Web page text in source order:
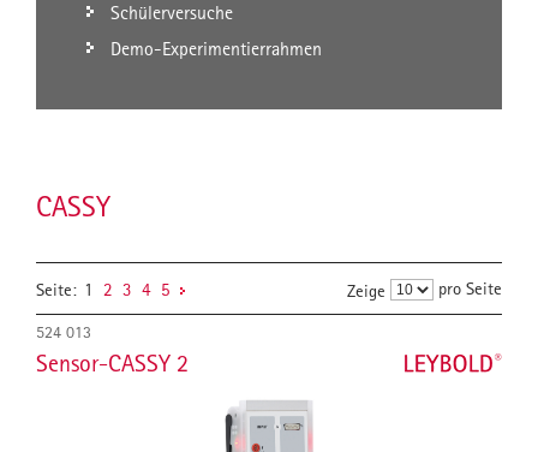
Schülerversuche
Demo-Experimentierrahmen
CASSY
Seite: 1 2 3 4 5 Zeige pro Seite
524 013
Sensor-CASSY 2